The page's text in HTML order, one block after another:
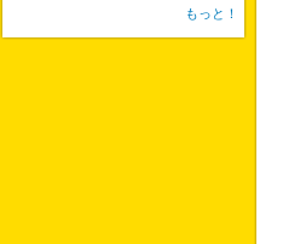
もっと！